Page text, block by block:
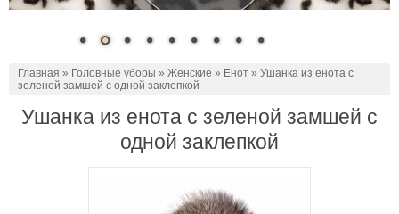
Главная » Головные уборы » Женские » Енот » Ушанка из енота с
зеленой замшей с одной заклепкой
Ушанка из енота с зеленой замшей с
одной заклепкой